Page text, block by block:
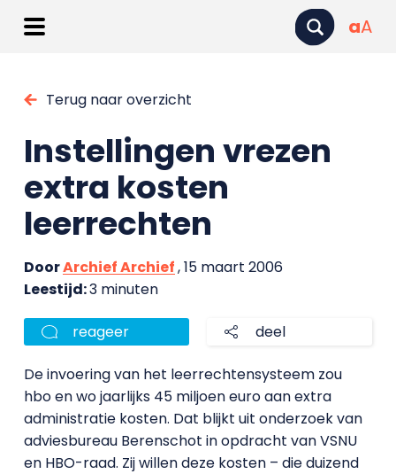
aA
Terug naar overzicht
Instellingen vrezen
extra kosten
leerrechten
DoorArchief Archief, 15 maart 2006
Leestijd:3 minuten
reageer deel
De invoering van het leerrechtensysteem zou
hbo en wo jaarlijks 45 miljoen euro aan extra
administratie kosten. Dat blijkt uit onderzoek van
adviesbureau Berenschot in opdracht van VSNU
en HBO-raad. Zij willen deze kosten – die duizend